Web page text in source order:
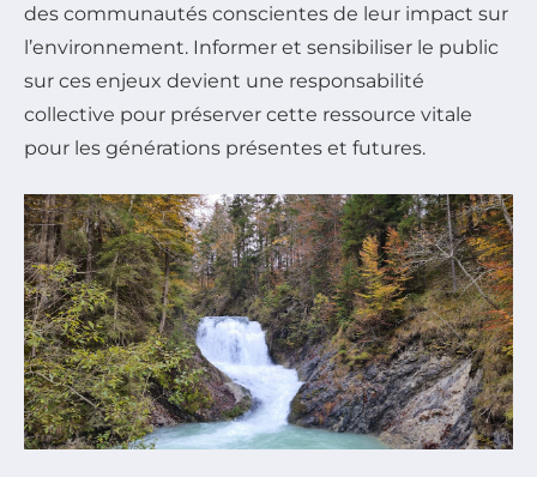
des communautés conscientes de leur impact sur
l’environnement. Informer et sensibiliser le public
sur ces enjeux devient une responsabilité
collective pour préserver cette ressource vitale
pour les générations présentes et futures.